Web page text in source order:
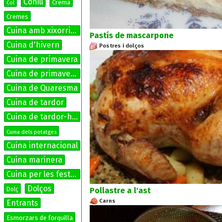
Col
Crema
Cremes
Cuina amb xixorrites
Cuina d'hivern
Cuina de primavera
Cuina de primavera-estiu
Cuina de Quaresma
Cuina de tardor
Cuina de tardor-hivern
Cuina dels potatges
Cuina internacional
Cuina marinera
Cuina per les festes
Dolç
Dolços
Entrants
Esmorzars de forquilla
Pastís de mascarpone
Postres i dolços
Pollastre a l'ast
Carns